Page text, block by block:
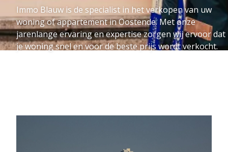
Immo Blauw is de specialist in het verkopen van uw
woning of appartement in Oostende. Met onze
jarenlange ervaring en expertise zorgen wij ervoor dat
je woning snel en voor de beste prijs wordt verkocht.